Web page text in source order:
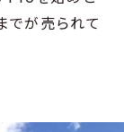
でが売られて